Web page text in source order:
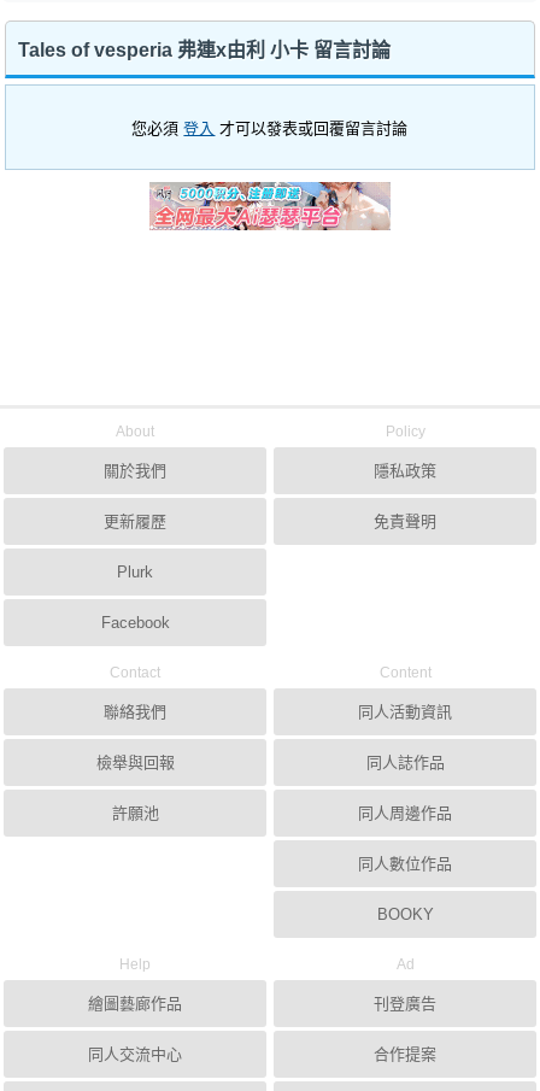
Tales of vesperia 弗連x由利 小卡 留言討論
您必須登入 才可以發表或回覆留言討論
About
關於我們
更新履歷
Plurk
Facebook
Policy
隱私政策
免責聲明
Contact
聯絡我們
檢舉與回報
許願池
Content
同人活動資訊
同人誌作品
同人周邊作品
同人數位作品
BOOKY
Help
繪圖藝廊作品
同人交流中心
Ad
刊登廣告
合作提案